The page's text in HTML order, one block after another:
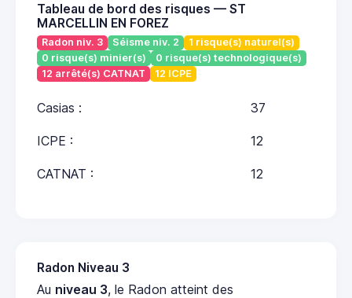
Tableau de bord des risques — ST
MARCELLIN EN FOREZ
Radon niv. 3 Séisme niv. 2
1 risque(s) naturel(s)
0 risque(s) minier(s)
0 risque(s) technologique(s)
12 arrêté(s) CATNAT
12 ICPE
Casias : 37
ICPE : 12
CATNAT : 12
Radon Niveau 3
Au niveau 3, le Radon atteint des